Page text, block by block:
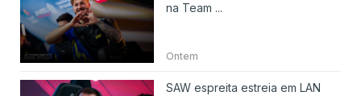
na Team ...
Ontem
SAW espreita estreia em LAN